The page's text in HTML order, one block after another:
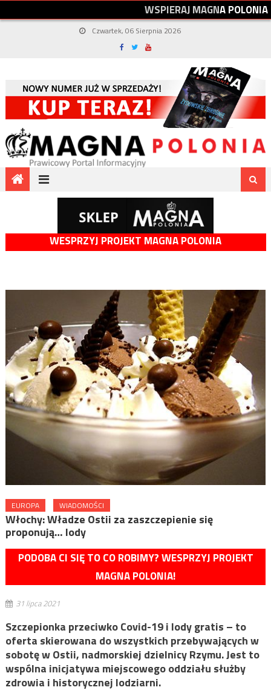
WSPIERAJMAGNAPOLONIA
Czwartek, 06 Sierpnia 2026
WESPRZYJ PROJEKT MAGNA POLONIA
EUROPA WIADOMOŚCI
Włochy: Władze Ostii za zaszczepienie się
proponują… lody
PODOBA CI SIĘ TO CO ROBIMY? WESPRZYJ PROJEKT
MAGNA POLONIA!
31 lipca 2021
Szczepionka przeciwko Covid-19 i lody gratis – to
oferta skierowana do wszystkich przebywających w
sobotę w Ostii, nadmorskiej dzielnicy Rzymu. Jest to
wspólna inicjatywa miejscowego oddziału służby
zdrowia i historycznej lodziarni.